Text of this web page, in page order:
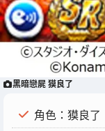
黑暗戀屍 獏良了
角色：獏良了